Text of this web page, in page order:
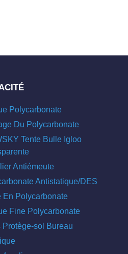
Polycarbonate
Du Polycarbonate
Tente Bulle Igloo
Antiémeute
Antistatique/DES
En Polycarbonate
Fine Polycarbonate
Protège-sol Bureau